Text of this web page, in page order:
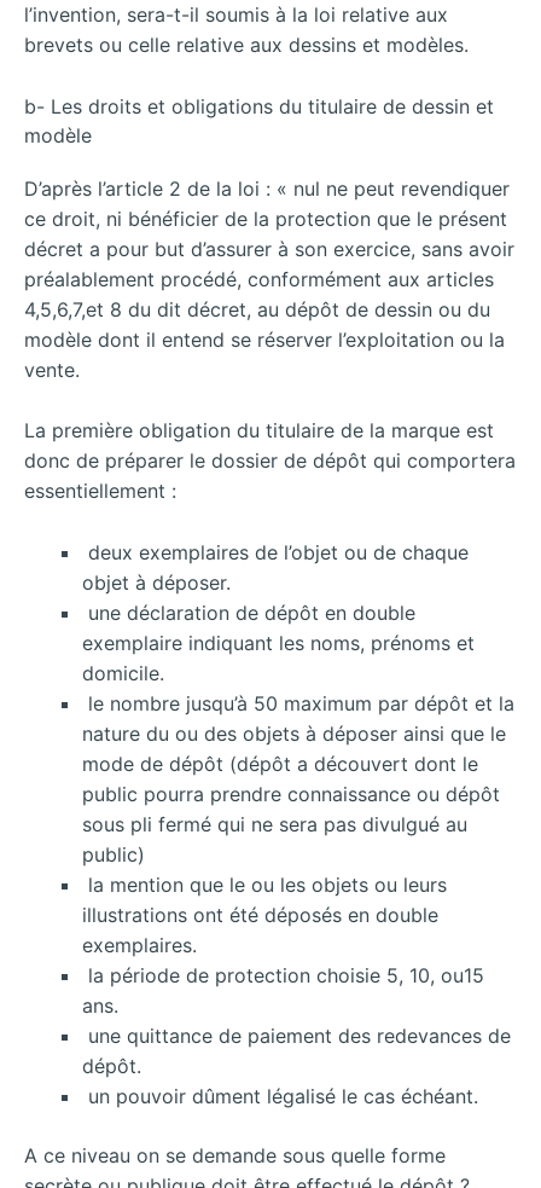
l’invention, sera-t-il soumis à la loi relative aux
brevets ou celle relative aux dessins et modèles.
b- Les droits et obligations du titulaire de dessin et
modèle
D’après l’article 2 de la loi : « nul ne peut revendiquer
ce droit, ni bénéficier de la protection que le présent
décret a pour but d’assurer à son exercice, sans avoir
préalablement procédé, conformément aux articles
4,5,6,7,et 8 du dit décret, au dépôt de dessin ou du
modèle dont il entend se réserver l’exploitation ou la
vente.
La première obligation du titulaire de la marque est
donc de préparer le dossier de dépôt qui comportera
essentiellement :
deux exemplaires de l’objet ou de chaque
objet à déposer.
une déclaration de dépôt en double
exemplaire indiquant les noms, prénoms et
domicile.
le nombre jusqu’à 50 maximum par dépôt et la
nature du ou des objets à déposer ainsi que le
mode de dépôt (dépôt a découvert dont le
public pourra prendre connaissance ou dépôt
sous pli fermé qui ne sera pas divulgué au
public)
la mention que le ou les objets ou leurs
illustrations ont été déposés en double
exemplaires.
la période de protection choisie 5, 10, ou15
ans.
une quittance de paiement des redevances de
dépôt.
un pouvoir dûment légalisé le cas échéant.
A ce niveau on se demande sous quelle forme